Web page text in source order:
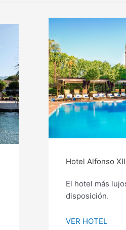
Hotel Alfonso
El hotel más
disposición.
VER HOTEL